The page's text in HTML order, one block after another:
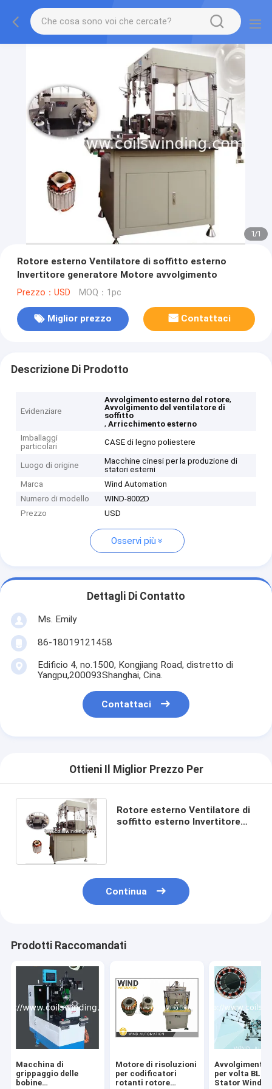
1/1
Rotore esterno Ventilatore di soffitto esterno
Invertitore generatore Motore avvolgimento
Prezzo：USD MOQ：1pc
Miglior prezzo Contattaci
Descrizione Di Prodotto
Evidenziare
Avvolgimento esterno del rotore,
Avvolgimento del ventilatore di
soffitto
,Arricchimento esterno
Imballaggi
particolari
CASE di legno poliestere
Luogo di origine
Macchine cinesi per la produzione di
statori esterni
Marca
Wind Automation
Numero di modello
WIND-8002D
Prezzo
USD
Osservi più
Dettagli Di Contatto
Ms. Emily
86-18019121458
Edificio 4, no.1500, Kongjiang Road, distretto di
Yangpu,200093Shanghai, Cina.
Contattaci
Ottieni Il Miglior Prezzo Per
Rotore esterno Ventilatore di
soffitto esterno Invertitore
Continua
Prodotti Raccomandati
Macchina di
grippaggio delle
bobine
Motore di risoluzioni
per codificatori
rotanti rotore
Avvolgimento
per volta BLDC
Stator Winder